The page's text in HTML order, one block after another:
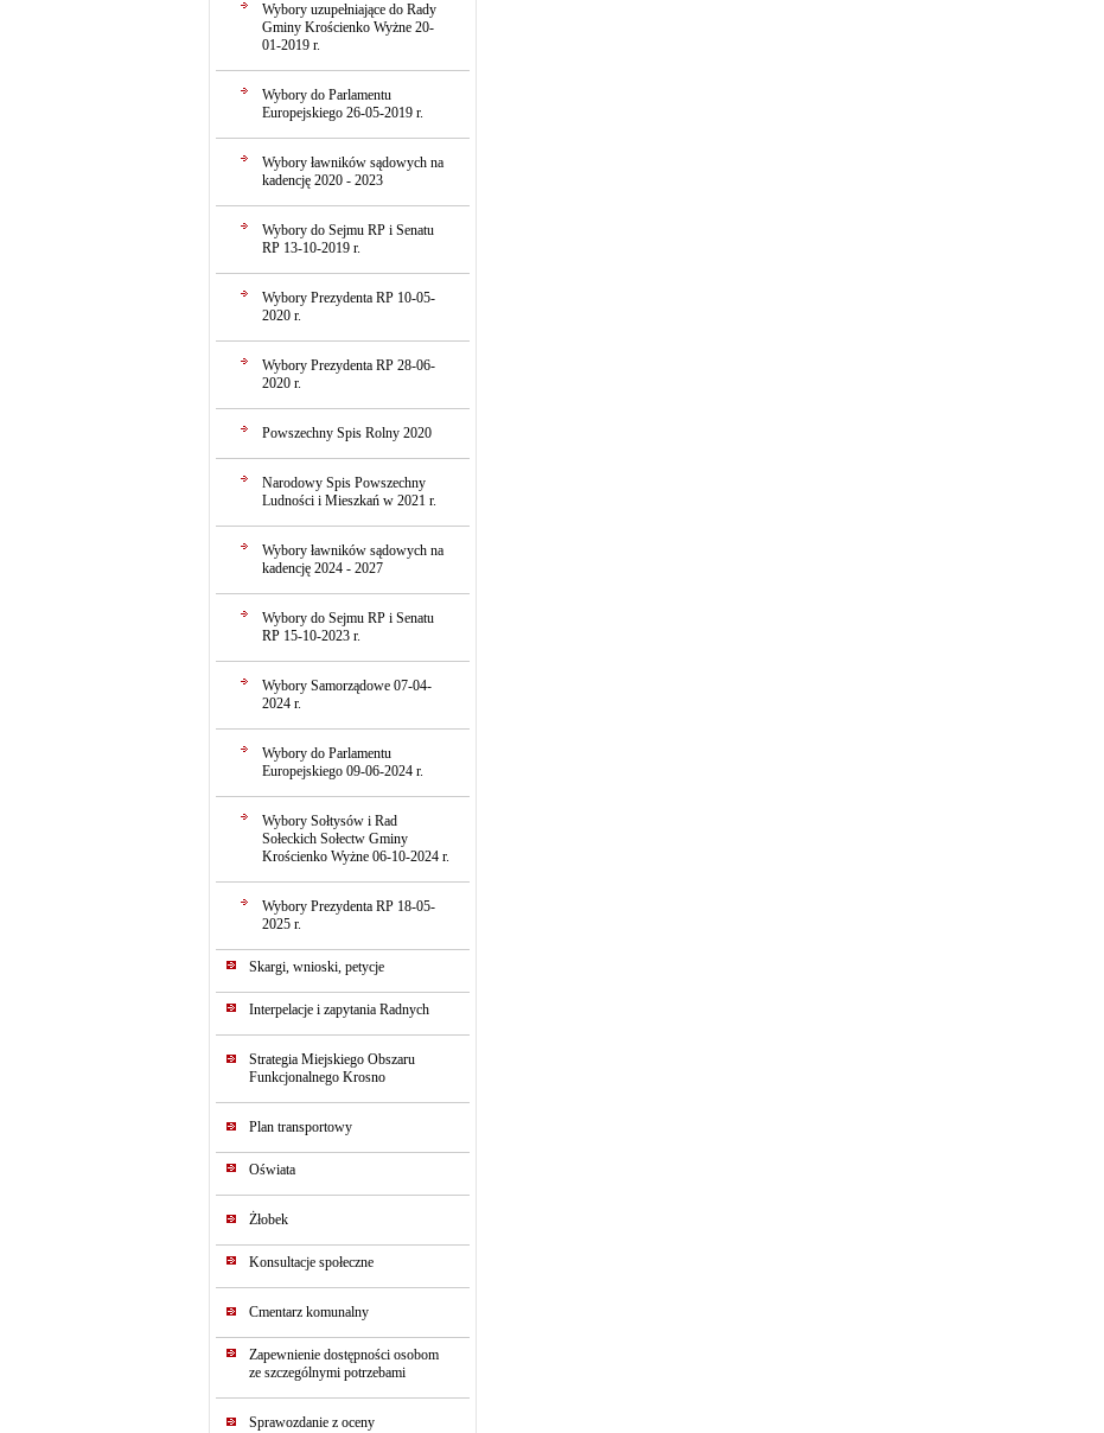
Wybory uzupełniające do Rady
Gminy Krościenko Wyżne 20-
01-2019 r.
Wybory do Parlamentu
Europejskiego 26-05-2019 r.
Wybory ławników sądowych na
kadencję 2020 - 2023
Wybory do Sejmu RP i Senatu
RP 13-10-2019 r.
Wybory Prezydenta RP 10-05-
2020 r.
Wybory Prezydenta RP 28-06-
2020 r.
Powszechny Spis Rolny 2020
Narodowy Spis Powszechny
Ludności i Mieszkań w 2021 r.
Wybory ławników sądowych na
kadencję 2024 - 2027
Wybory do Sejmu RP i Senatu
RP 15-10-2023 r.
Wybory Samorządowe 07-04-
2024 r.
Wybory do Parlamentu
Europejskiego 09-06-2024 r.
Wybory Sołtysów i Rad
Sołeckich Sołectw Gminy
Krościenko Wyżne 06-10-2024 r.
Wybory Prezydenta RP 18-05-
2025 r.
Skargi, wnioski, petycje
Interpelacje i zapytania Radnych
Strategia Miejskiego Obszaru
Funkcjonalnego Krosno
Plan transportowy
Oświata
Żłobek
Konsultacje społeczne
Cmentarz komunalny
Zapewnienie dostępności osobom
ze szczególnymi potrzebami
Sprawozdanie z oceny